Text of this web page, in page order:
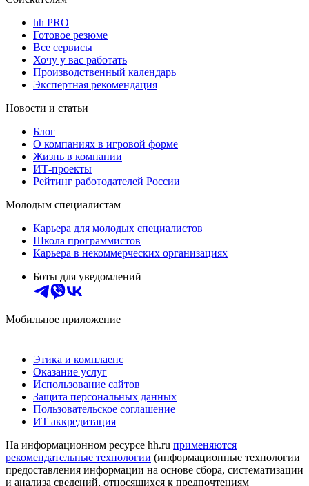
hh PRO
Готовое резюме
Все сервисы
Хочу у вас работать
Производственный календарь
Экспертная рекомендация
Новости и статьи
Блог
О компаниях в игровой форме
Жизнь в компании
ИТ-проекты
Рейтинг работодателей России
Молодым специалистам
Карьера для молодых специалистов
Школа программистов
Карьера в некоммерческих организациях
Боты для уведомлений
Мобильное приложение
Этика и комплаенс
Оказание услуг
Использование сайтов
Защита персональных данных
Пользовательское соглашение
ИТ аккредитация
На информационном ресурсе hh.ru применяются
рекомендательные технологии (информационные технологии
предоставления информации на основе сбора, систематизации
и анализа сведений, относящихся к предпочтениям